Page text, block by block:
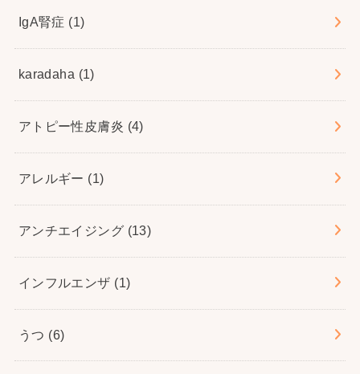
IgA腎症 (1)
karadaha (1)
アトピー性皮膚炎 (4)
アレルギー (1)
アンチエイジング (13)
インフルエンザ (1)
うつ (6)